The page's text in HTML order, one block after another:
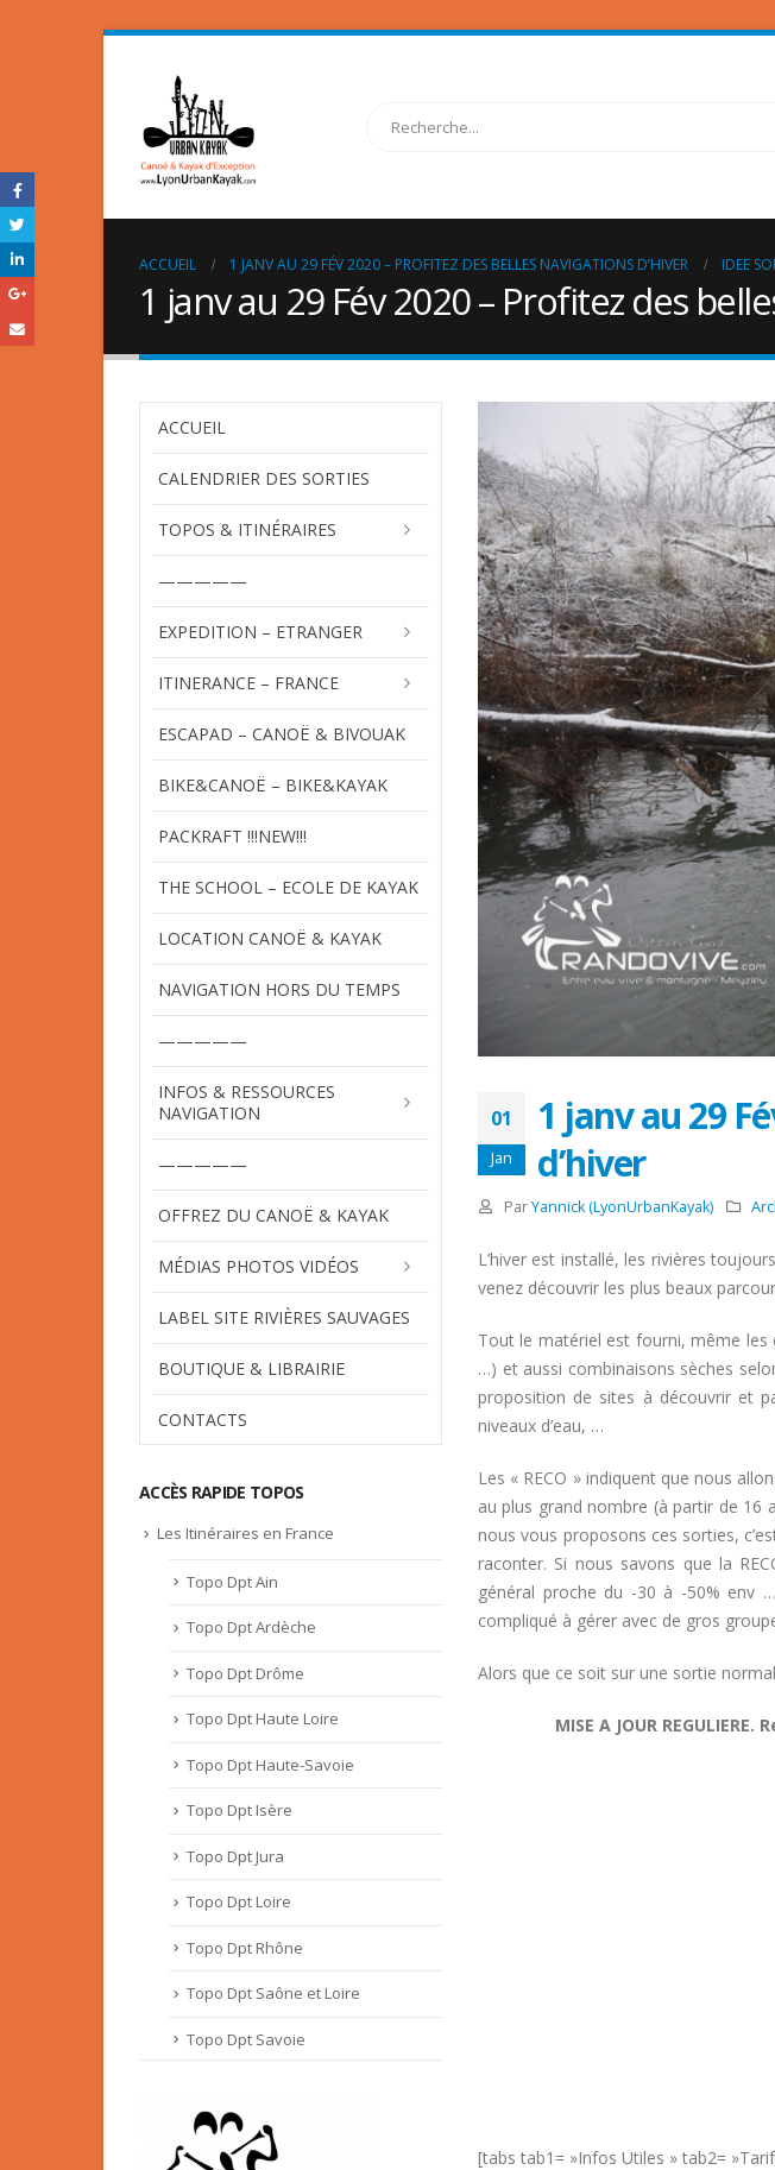
ACCUEIL 1 JANV AU 29 FÉV 2020 – PROFITEZ DES BELLES NAVIGATIONS D’HIVER IDEE
1 janv au 29 Fév 2020 – Profitez des
01
Jan
1 janv au 29
d’hiver
Par Yannick (LyonUrbanKayak)
L’hiver est installé, les rivières
venez découvrir les plus beaux
Tout le matériel est fourni, même
…) et aussi combinaisons sèches
proposition de sites à découvrir et
niveaux d’eau, …
Les « RECO » indiquent que nous
au plus grand nombre (à partir de 16
nous vous proposons ces sorties,
raconter. Si nous savons que la
général proche du -30 à -50% env
compliqué à gérer avec de gros
Alors que ce soit sur une sortie
MISE A JOUR
[tabs tab1= »Infos Utiles » tab2=
ACCUEIL
CALENDRIER DES SORTIES
TOPOS & ITINÉRAIRES
—————
EXPEDITION – ETRANGER
ITINERANCE – FRANCE
ESCAPAD – CANOË & BIVOUAK
BIKE&CANOË – BIKE&KAYAK
PACKRAFT !!!NEW!!!
THE SCHOOL – ECOLE DE KAYAK
LOCATION CANOË & KAYAK
NAVIGATION HORS DU TEMPS
—————
INFOS & RESSOURCES
NAVIGATION
—————
OFFREZ DU CANOË & KAYAK
MÉDIAS PHOTOS VIDÉOS
LABEL SITE RIVIÈRES SAUVAGES
BOUTIQUE & LIBRAIRIE
CONTACTS
ACCÈS RAPIDE TOPOS
Les Itinéraires en France
Topo Dpt Ain
Topo Dpt Ardèche
Topo Dpt Drôme
Topo Dpt Haute Loire
Topo Dpt Haute-Savoie
Topo Dpt Isère
Topo Dpt Jura
Topo Dpt Loire
Topo Dpt Rhône
Topo Dpt Saône et Loire
Topo Dpt Savoie